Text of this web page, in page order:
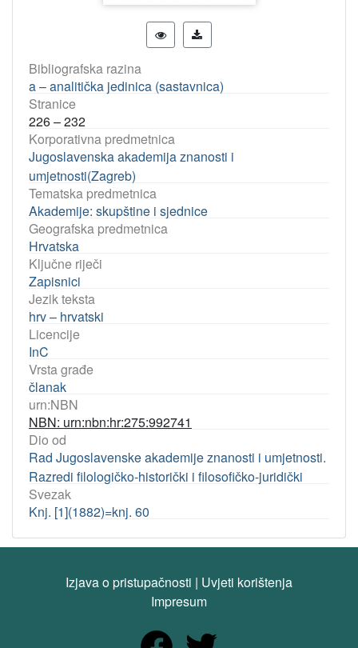
Bibliografska razina
a – analitička jedinica (sastavnica)
Stranice
226 – 232
Korporativna predmetnica
Jugoslavenska akademija znanosti i
umjetnosti(Zagreb)
Tematska predmetnica
Akademije: skupštine i sjednice
Geografska predmetnica
Hrvatska
Ključne riječi
Zapisnici
Jezik teksta
hrv – hrvatski
Licencije
InC
Vrsta građe
članak
urn:NBN
NBN: urn:nbn:hr:275:992741
Dio od
Rad Jugoslavenske akademije znanosti i umjetnosti.
Razredi filologičko-historički i filosofičko-juridički
Svezak
Knj. [1](1882)=knj. 60
Izjava o pristupačnosti | Uvjeti korištenja
Impresum